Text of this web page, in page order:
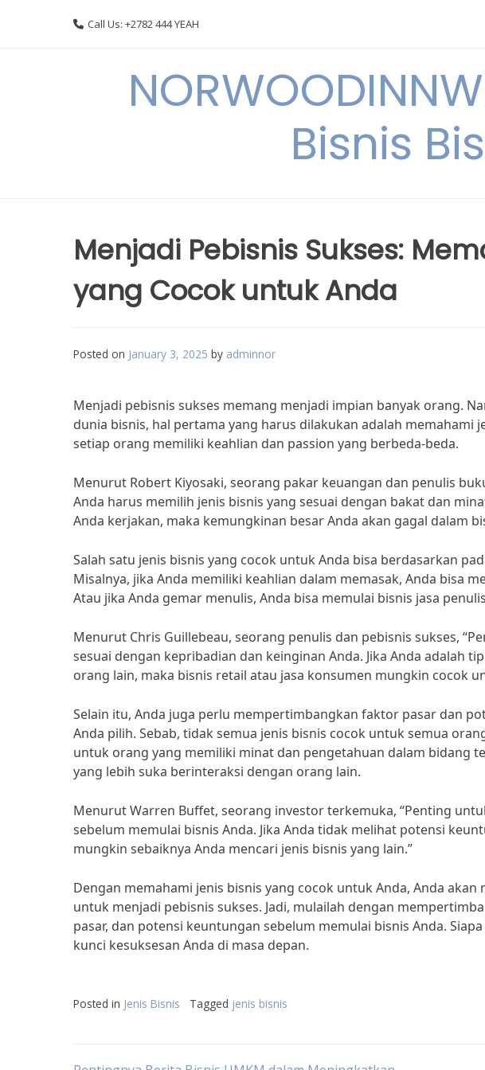
Call Us: +2782 444 YEAH
Bisnis
Menjadi Pebisnis Sukses:
yang Cocok untuk Anda
Posted on January 3, 2025 by adminnor
Menjadi pebisnis sukses memang menjadi impian banyak orang.
dunia bisnis, hal pertama yang harus dilakukan adalah memahami
setiap orang memiliki keahlian dan passion yang berbeda-beda.
Menurut Robert Kiyosaki, seorang pakar keuangan dan penulis
Anda harus memilih jenis bisnis yang sesuai dengan bakat dan
Anda kerjakan, maka kemungkinan besar Anda akan gagal dalam
Salah satu jenis bisnis yang cocok untuk Anda bisa berdasarkan
Misalnya, jika Anda memiliki keahlian dalam memasak, Anda bisa
Atau jika Anda gemar menulis, Anda bisa memulai bisnis jasa
Menurut Chris Guillebeau, seorang penulis dan pebisnis sukses,
sesuai dengan kepribadian dan keinginan Anda. Jika Anda adalah
orang lain, maka bisnis retail atau jasa konsumen mungkin cocok
Selain itu, Anda juga perlu mempertimbangkan faktor pasar dan
Anda pilih. Sebab, tidak semua jenis bisnis cocok untuk semua
untuk orang yang memiliki minat dan pengetahuan dalam bidang
yang lebih suka berinteraksi dengan orang lain.
Menurut Warren Buffet, seorang investor terkemuka, “Penting
sebelum memulai bisnis Anda. Jika Anda tidak melihat potensi
mungkin sebaiknya Anda mencari jenis bisnis yang lain.”
Dengan memahami jenis bisnis yang cocok untuk Anda, Anda
untuk menjadi pebisnis sukses. Jadi, mulailah dengan
pasar, dan potensi keuntungan sebelum memulai bisnis Anda.
kunci kesuksesan Anda di masa depan.
Posted in Jenis Bisnis Tagged jenis bisnis